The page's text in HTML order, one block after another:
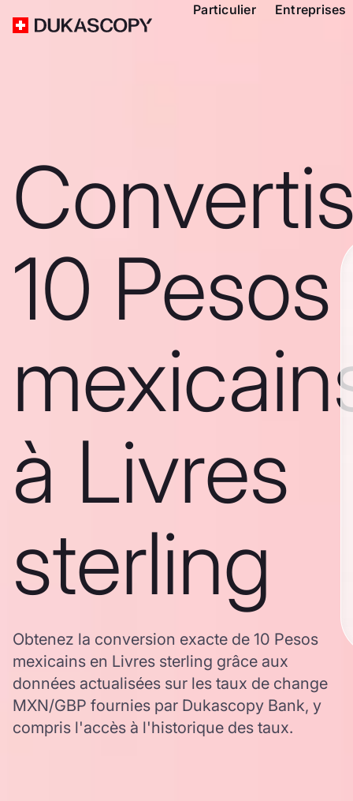
Particulier Entreprises
10 Pesos
à Livres
sterling
Obtenez la conversion exacte de 10 Pesos
mexicains en Livres sterling grâce aux
données actualisées sur les taux de change
MXN/GBP fournies par Dukascopy Bank, y
compris l'accès à l'historique des taux.